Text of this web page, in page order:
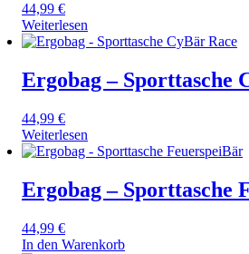
44,99 €
Weiterlesen
Ergobag – Sporttasche
44,99 €
Weiterlesen
Ergobag – Sporttasche
44,99 €
In den Warenkorb